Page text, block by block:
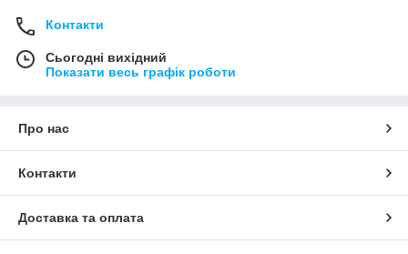
Контакти
Сьогодні вихідний
Показати весь графік роботи
Про нас
Контакти
Доставка та оплата